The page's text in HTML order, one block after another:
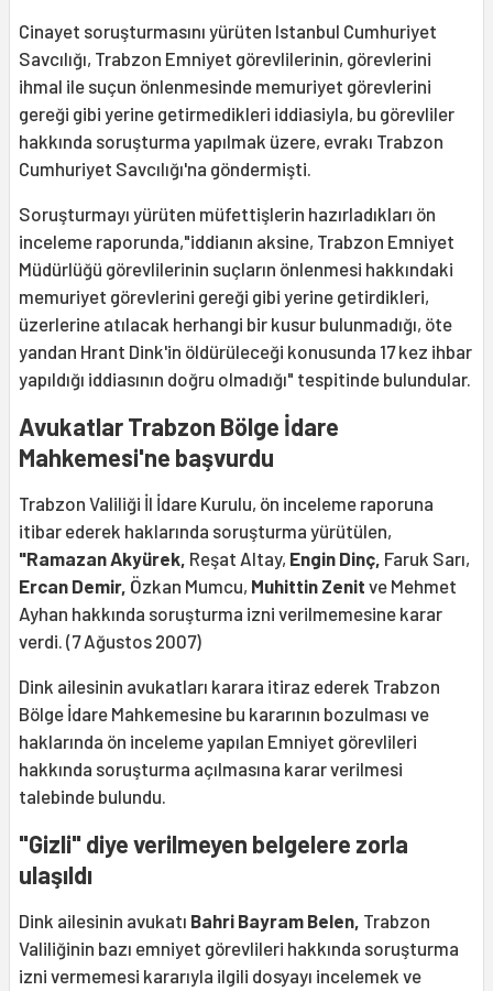
Cinayet soruşturmasını yürüten Istanbul Cumhuriyet
Savcılığı, Trabzon Emniyet görevlilerinin, görevlerini
ihmal ile suçun önlenmesinde memuriyet görevlerini
gereği gibi yerine getirmedikleri iddiasiyla, bu görevliler
hakkında soruşturma yapılmak üzere, evrakı Trabzon
Cumhuriyet Savcılığı'na göndermişti.
Soruşturmayı yürüten müfettişlerin hazırladıkları ön
inceleme raporunda,"iddianın aksine, Trabzon Emniyet
Müdürlüğü görevlilerinin suçların önlenmesi hakkındaki
memuriyet görevlerini gereği gibi yerine getirdikleri,
üzerlerine atılacak herhangi bir kusur bulunmadığı, öte
yandan Hrant Dink'in öldürüleceği konusunda 17 kez ihbar
yapıldığı iddiasının doğru olmadığı" tespitinde bulundular.
Avukatlar Trabzon Bölge İdare
Mahkemesi'ne başvurdu
Trabzon Valiliği İl İdare Kurulu, ön inceleme raporuna
itibar ederek haklarında soruşturma yürütülen,
"Ramazan Akyürek, Reşat Altay, Engin Dinç, Faruk Sarı,
Ercan Demir, Özkan Mumcu, Muhittin Zenit ve Mehmet
Ayhan hakkında soruşturma izni verilmemesine karar
verdi. (7 Ağustos 2007)
Dink ailesinin avukatları karara itiraz ederek Trabzon
Bölge İdare Mahkemesine bu kararının bozulması ve
haklarında ön inceleme yapılan Emniyet görevlileri
hakkında soruşturma açılmasına karar verilmesi
talebinde bulundu.
"Gizli" diye verilmeyen belgelere zorla
ulaşıldı
Dink ailesinin avukatı Bahri Bayram Belen, Trabzon
Valiliğinin bazı emniyet görevlileri hakkında soruşturma
izni vermemesi kararıyla ilgili dosyayı incelemek ve